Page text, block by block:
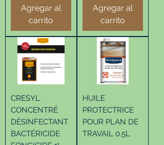
Agregar al
carrito
Agregar al
carrito
CRESYL
CONCENTRÉ
DÉSINFECTANT
BACTÉRICIDE
HUILE
PROTECTRICE
POUR PLAN DE
TRAVAIL 0.5L